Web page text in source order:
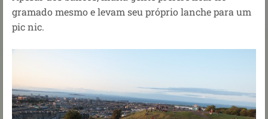
gramado mesmo e levam seu próprio lanche para um
pic nic.